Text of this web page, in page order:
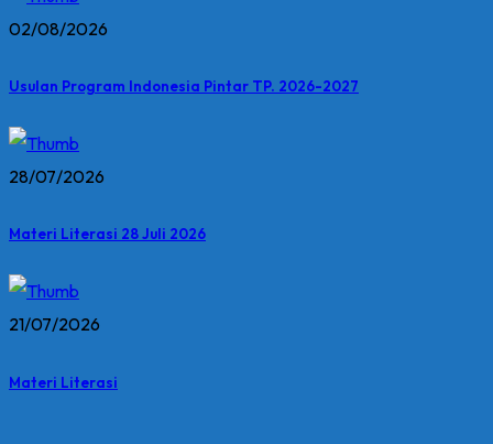
02/08/2026
Usulan Program Indonesia Pintar TP. 2026-2027
28/07/2026
Materi Literasi 28 Juli 2026
21/07/2026
Materi Literasi